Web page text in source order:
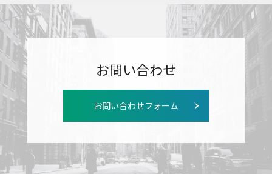
お問い合わせ
お問い合わせフォーム